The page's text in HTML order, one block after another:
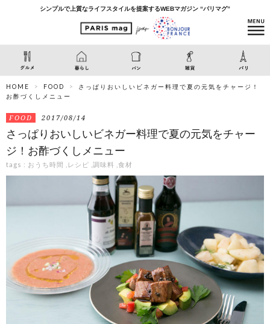
シンプルで上質なライフスタイルを提案するWEBマガジン “パリマグ”
HOME FOOD
さっぱりおいしいビネガー料理で夏の元気をチャージ！
お酢づくしメニュー
FOOD 2017/08/14
さっぱりおいしいビネガー料理で夏の元気をチャー
ジ！お酢づくしメニュー
tags : おうち時間 レシピ 調味料 食材